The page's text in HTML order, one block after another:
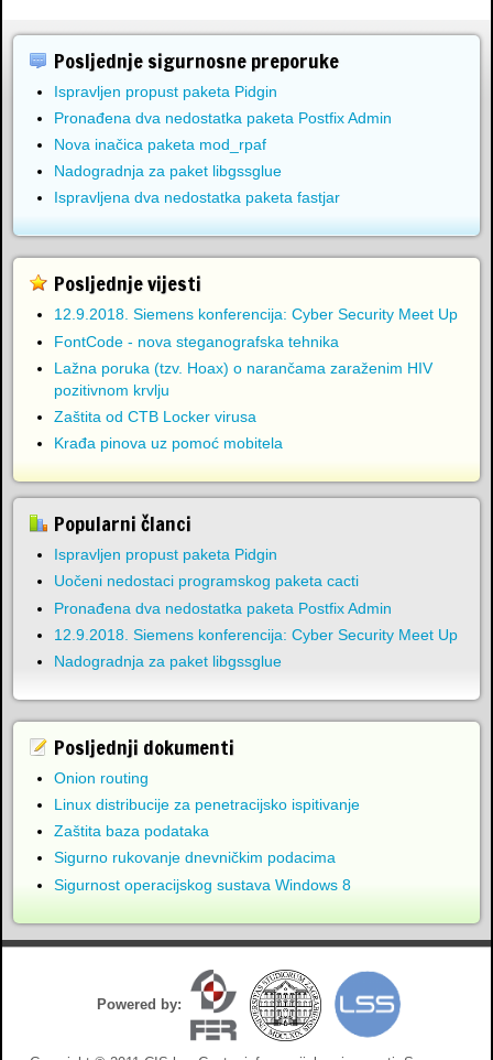
Posljednje sigurnosne preporuke
Ispravljen propust paketa Pidgin
Pronađena dva nedostatka paketa Postfix Admin
Nova inačica paketa mod_rpaf
Nadogradnja za paket libgssglue
Ispravljena dva nedostatka paketa fastjar
Posljednje vijesti
12.9.2018. Siemens konferencija: Cyber Security Meet Up
FontCode - nova steganografska tehnika
Lažna poruka (tzv. Hoax) o narančama zaraženim HIV
pozitivnom krvlju
Zaštita od CTB Locker virusa
Krađa pinova uz pomoć mobitela
Popularni članci
Ispravljen propust paketa Pidgin
Uočeni nedostaci programskog paketa cacti
Pronađena dva nedostatka paketa Postfix Admin
12.9.2018. Siemens konferencija: Cyber Security Meet Up
Nadogradnja za paket libgssglue
Posljednji dokumenti
Onion routing
Linux distribucije za penetracijsko ispitivanje
Zaštita baza podataka
Sigurno rukovanje dnevničkim podacima
Sigurnost operacijskog sustava Windows 8
Powered by: